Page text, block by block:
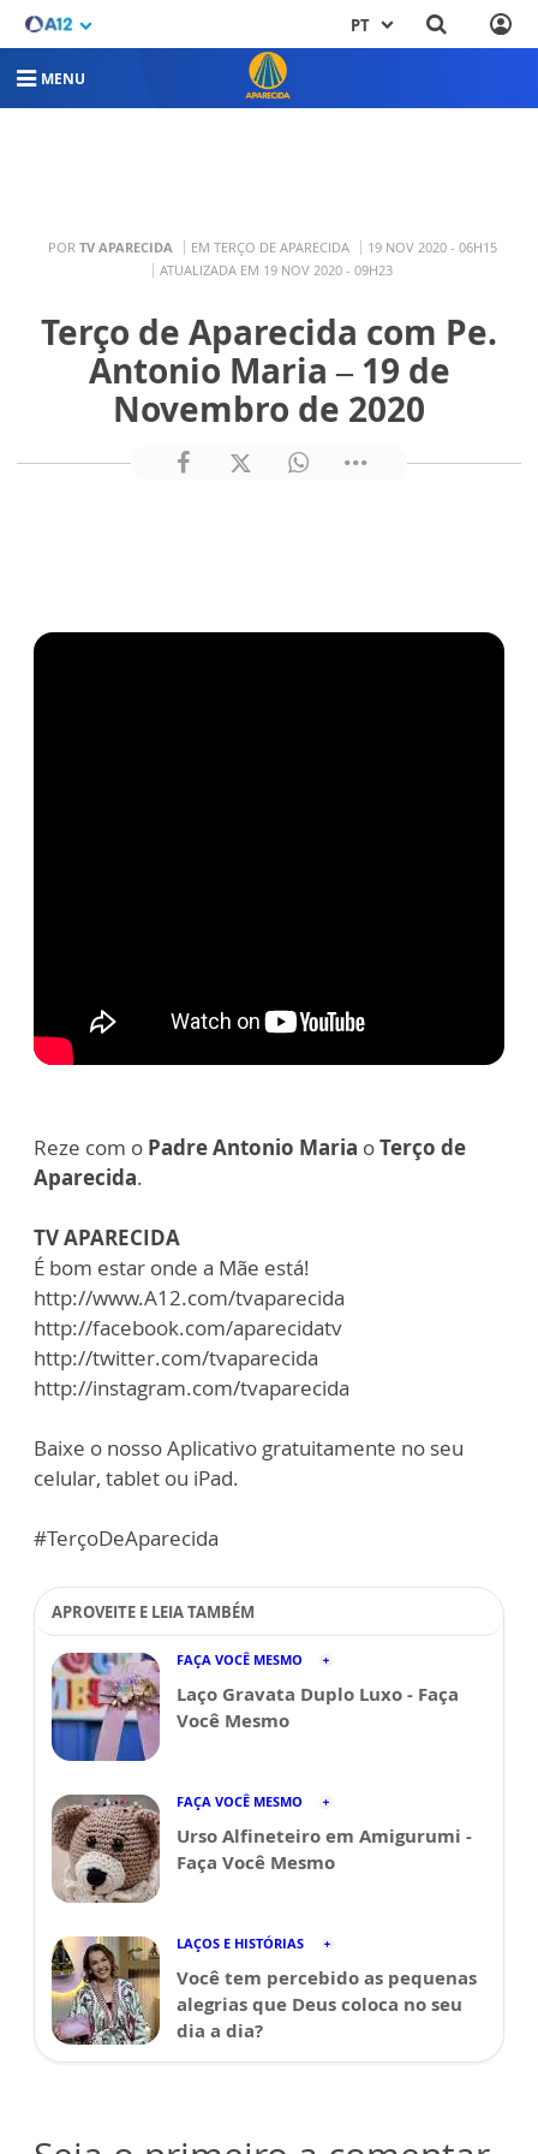
PT
MENU
POR TV APARECIDA EM TERÇO DE APARECIDA
19 NOV 2020 - 06H15
ATUALIZADA EM 19 NOV 2020 - 09H23
Terço de Aparecida com Pe.
Antonio Maria – 19 de
Novembro de 2020
Reze com o Padre Antonio Maria oTerço de
Aparecida.
TV APARECIDA
É bom estar onde a Mãe está!
http://www.A12.com/tvaparecida
http://facebook.com/aparecidatv
http://twitter.com/tvaparecida
http://instagram.com/tvaparecida
Baixe o nosso Aplicativo gratuitamente no seu
celular, tablet ou iPad.
#TerçoDeAparecida
APROVEITE E LEIA TAMBÉM
FAÇA VOCÊ MESMO
Laço Gravata Duplo Luxo - Faça
Você Mesmo
FAÇA VOCÊ MESMO
Urso Alfineteiro em Amigurumi -
Faça Você Mesmo
LAÇOS E HISTÓRIAS
Você tem percebido as pequenas
alegrias que Deus coloca no seu
dia a dia?